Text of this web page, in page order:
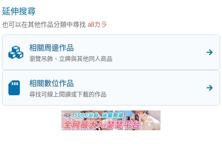
延伸搜尋
也可以在其他作品分類中尋找allカラ
相關周邊作品
瀏覽吊飾、立牌與其他同人商品
相關數位作品
尋找可線上閱讀或下載的作品